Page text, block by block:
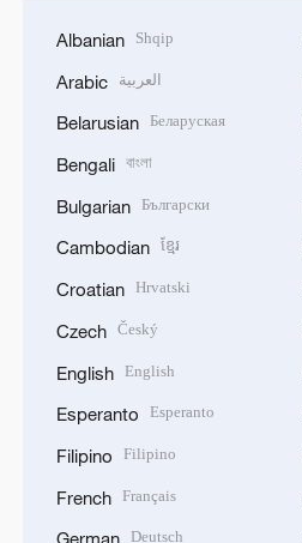
Albanian Shqip
Arabic العربية
Belarusian Беларуская
Bengali বাংলা
Bulgarian Български
Cambodian ខ្មែរ
Croatian Hrvatski
Czech Český
English English
Esperanto Esperanto
Filipino Filipino
French Français
Deutsch